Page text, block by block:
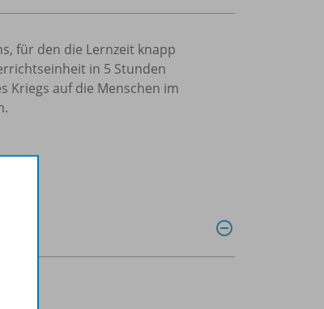
für den die Lernzeit knapp
in 5 Stunden
Kriegs auf die Menschen im